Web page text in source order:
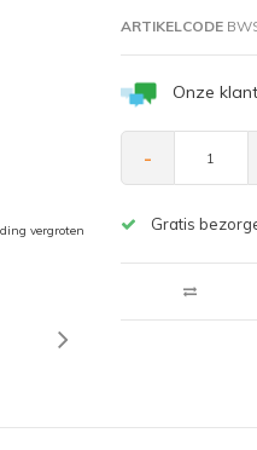
vergroten
ARTIKELCODE
Onze
-
Gratis